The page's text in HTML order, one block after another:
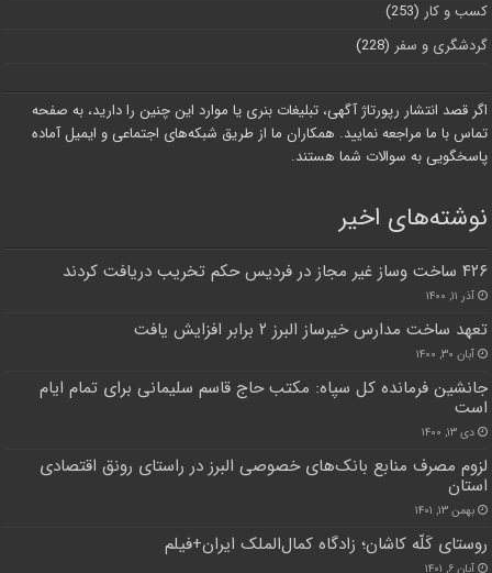
کسب و کار (253)
گردشگری و سفر (228)
اگر قصد انتشار رپورتاژ آگهی، تبلیغات بنری یا موارد این چنین را دارید، به صفحه
تماس با ما مراجعه نمایید. همکاران ما از طریق شبکه‌های اجتماعی و ایمیل آماده
پاسخگویی به سوالات شما هستند.
نوشته‌های اخیر
۴۲۶ ساخت وساز غیر مجاز در فردیس حکم تخریب دریافت کردند
آذر ۱۱, ۱۴۰۰
تعهد ساخت مدارس خیرساز البرز ۲ برابر افزایش یافت
آبان ۳۰, ۱۴۰۰
جانشین فرمانده کل سپاه: مکتب حاج قاسم سلیمانی برای تمام ایام
است
دی ۱۳, ۱۴۰۰
لزوم مصرف منابع بانک‌های خصوصی البرز در راستای رونق اقتصادی
استان
بهمن ۱۳, ۱۴۰۱
روستای کَلّه کاشان؛ زادگاه کمال‌الملک ایران+فیلم
آبان ۶, ۱۴۰۱